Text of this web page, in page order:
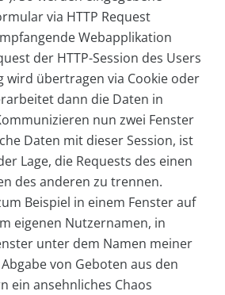
via HTTP Request
Webapplikation
der HTTP-Session des Users
wird übertragen via Cookie oder
dann die Daten in
nun zwei Fenster
Daten mit dieser Session, ist
Lage, die Requests des einen
des anderen zu trennen.
Beispiel in einem Fenster auf
eigenen Nutzernamen, in
unter dem Namen meiner
von Geboten aus den
ein ansehnliches Chaos